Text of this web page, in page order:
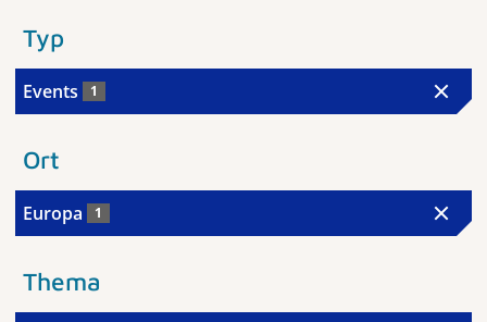
Typ
Events 1
Ort
Europa 1
Thema